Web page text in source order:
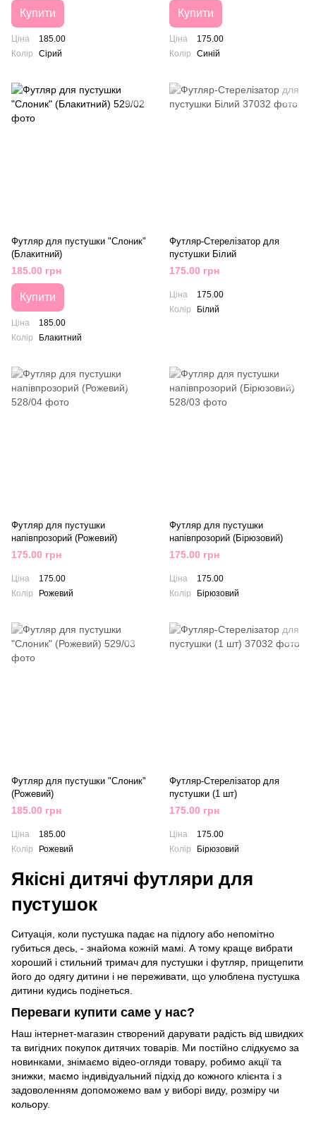
Купити
Ціна
185.00
Колір
Сірий
Купити
Ціна
175.00
Колір
Синій
Футляр для пустушки "Слоник"
(Блакитний)
185.00 грн
Купити
Ціна
185.00
Колір
Блакитний
Футляр-Стерелізатор для
пустушки Білий
175.00 грн
Ціна
175.00
Колір
Білий
Футляр для пустушки
напівпрозорий (Рожевий)
175.00 грн
Ціна
175.00
Колір
Рожевий
Футляр для пустушки
напівпрозорий (Бірюзовий)
175.00 грн
Ціна
175.00
Колір
Бірюзовий
Футляр для пустушки "Слоник"
(Рожевий)
185.00 грн
Ціна
185.00
Колір
Рожевий
Футляр-Стерелізатор для
пустушки (1 шт)
175.00 грн
Ціна
175.00
Колір
Бірюзовий
Якісні дитячі футляри для
пустушок
Ситуація, коли пустушка падає на підлогу або непомітно
губиться десь, - знайома кожній мамі. А тому краще вибрати
хороший і стильний тримач для пустушки і футляр, прищепити
його до одягу дитини і не переживати, що улюблена пустушка
дитини кудись подінеться.
Переваги купити саме у нас?
Наш інтернет-магазин створений дарувати радість від швидких
та вигідних покупок дитячих товарів. Ми постійно слідкуємо за
новинками, знімаємо відео-огляди товару, робимо акції та
знижки, маємо індивідуальний підхід до кожного клієнта і з
задоволенням допоможемо вам у виборі виду, розміру чи
кольору.